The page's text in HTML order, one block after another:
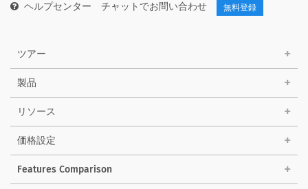
ヘルプセンター チャットでお問い合わせ 無料登録
ツアー
製品
リソース
価格設定
Features Comparison